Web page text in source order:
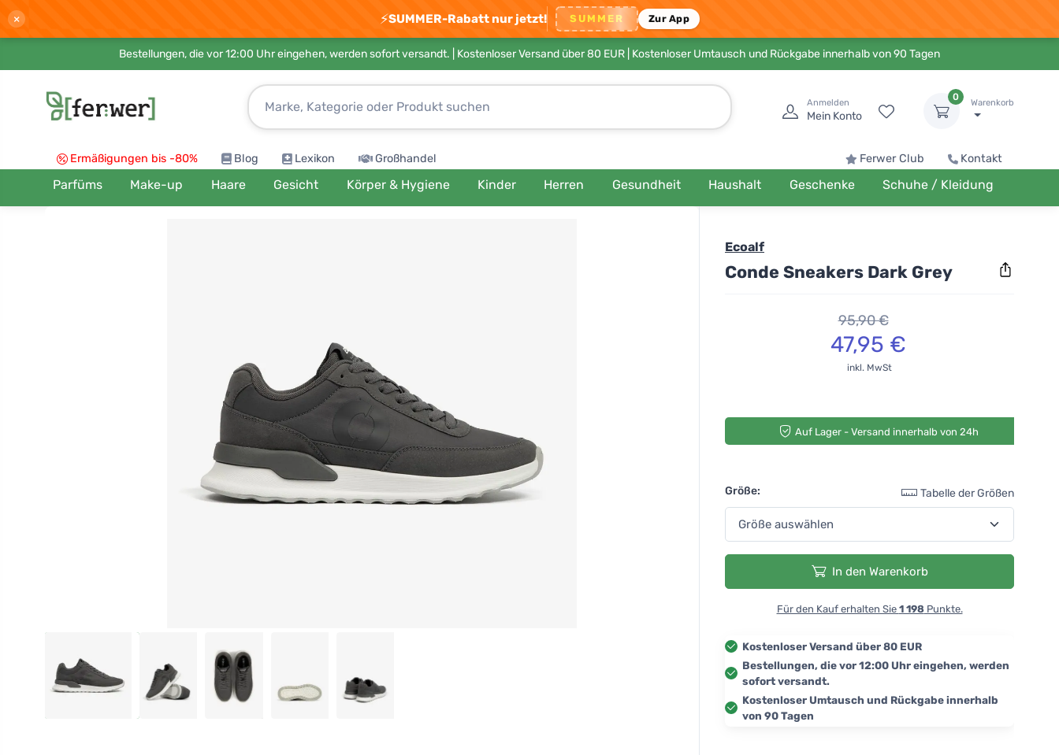
× ⚡SUMMER-Rabatt nur jetzt! SUMMER Zur App
Bestellungen, die vor 12:00 Uhr eingehen, werden sofort versandt. | Kostenloser Versand über 80 EUR | Kostenloser Umtausch und Rückgabe innerhalb von 90 Tagen
Anmelden
Mein Konto
0
Warenkorb
Ermäßigungen bis -80% Blog Lexikon Großhandel Ferwer Club Kontakt
Parfüms Make-up Haare Gesicht Körper & Hygiene Kinder Herren Gesundheit Haushalt Geschenke Schuhe / Kleidung
Ecoalf
Conde Sneakers Dark Grey
95,90 €
47,95 €
inkl. MwSt
Auf Lager - Versand innerhalb von 24h
Größe: Tabelle der Größen
In den Warenkorb
Für den Kauf erhalten Sie 1 198Punkte.
Kostenloser Versand über 80 EUR
Bestellungen, die vor 12:00 Uhr eingehen, werden
sofort versandt.
Kostenloser Umtausch und Rückgabe innerhalb
von 90 Tagen